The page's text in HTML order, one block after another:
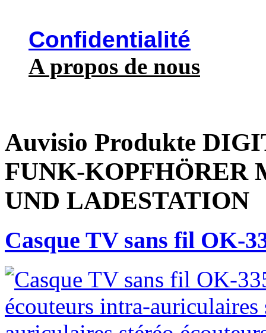
Confidentialité
A propos de nous
Auvisio Produkte
FUNK-KOPFHÖRER
UND LADESTATION
Casque TV sans fil OK-